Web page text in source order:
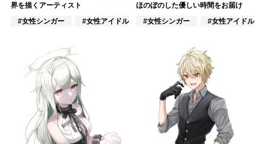
ログイン
muevoクラウドファンディング
muevoコミュニティ
ぶいクラ！by muevo
界を描くアーティスト
#女性シンガー
#女性アイドル #女性ユニット
ほのぼのした優しい時間をお届け
#女性シンガー
#女性アイドル